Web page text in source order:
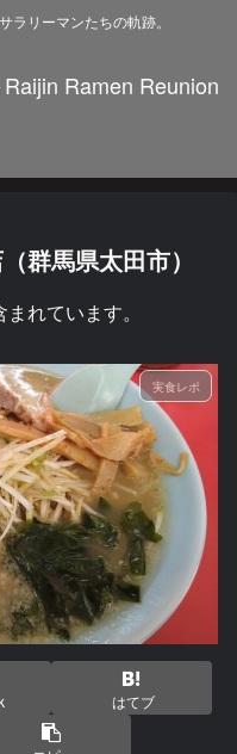
ラリーマンたちの軌跡。
Ramen Reunion
群馬県太田市）
れています。
実食レポ
はてブ